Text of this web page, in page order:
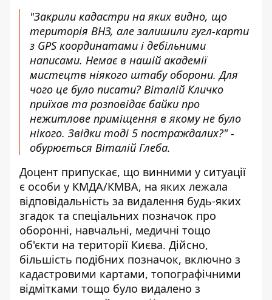
"Закрили кадастри на яких видно, що
територія ВНЗ, але залишили гугл-карти
з GPS координатами і дебільними
написами. Немає в нашій академії
мистецтв ніякого штабу оборони. Для
чого це було писати? Віталій Кличко
приїхав та розповідає байки про
нежитлове приміщення в якому не було
нікого. Звідки тоді 5 постраждалих?" -
обурюється Віталій Глеба.
Доцент припускає, що винними у ситуації
є особи у КМДА/КМВА, на яких лежала
відповідальність за видалення будь-яких
згадок та спеціальних позначок про
оборонні, навчальні, медичні тощо
об'єкти на території Києва. Дійсно,
більшість подібних позначок, включно з
кадастровими картами, топографічними
відмітками тощо було видалено з